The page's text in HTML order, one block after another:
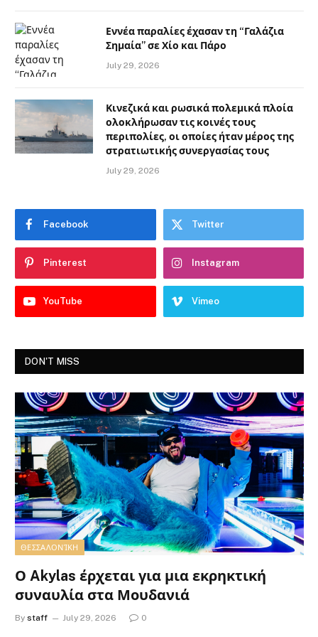
Εννέα παραλίες έχασαν τη “Γαλάζια
Σημαία” σε Χίο και Πάρο
July 29, 2026
Κινεζικά και ρωσικά πολεμικά πλοία
ολοκλήρωσαν τις κοινές τους
περιπολίες, οι οποίες ήταν μέρος της
στρατιωτικής συνεργασίας τους
July 29, 2026
Facebook Twitter
Pinterest Instagram
YouTube Vimeo
DON'T MISS
ΘΕΣΣΑΛΟΝΊΚΗ
Ο Akylas έρχεται για μια εκρηκτική
συναυλία στα Μουδανιά
By staff July 29, 2026 0